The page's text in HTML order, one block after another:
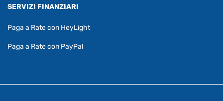
SERVIZI FINANZIARI
Paga a Rate con HeyLight
Paga a Rate con PayPal